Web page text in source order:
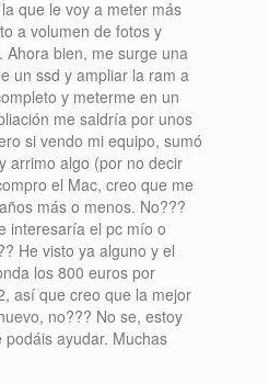
que le voy a meter más
a volumen de fotos y
Ahora bien, me surge una
un ssd y ampliar la ram a
y meterme en un
me saldría por unos
si vendo mi equipo, sumó
arrimo algo (por no decir
el Mac, creo que me
más o menos. No???
interesaría el pc mío o
He visto ya alguno y el
los 800 euros por
así que creo que la mejor
no??? No se, estoy
ayudar. Muchas